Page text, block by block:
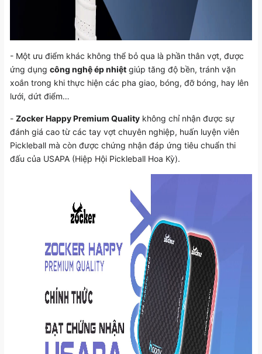
- Một ưu điểm khác không thể bỏ qua là phần thân vợt, được
ứng dụng công nghệ ép nhiệt giúp tăng độ bền, tránh vặn
xoắn trong khi thực hiện các pha giao, bóng, đỡ bóng, hay lên
lưới, dứt điểm…
- Zocker Happy Premium Quality không chỉ nhận được sự
đánh giá cao từ các tay vợt chuyên nghiệp, huấn luyện viên
Pickleball mà còn được chứng nhận đáp ứng tiêu chuẩn thi
đấu của USAPA (Hiệp Hội Pickleball Hoa Kỳ).